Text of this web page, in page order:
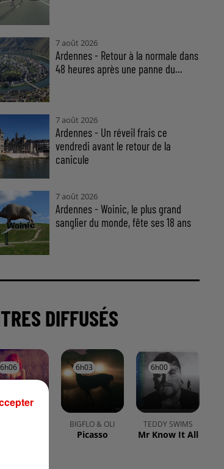
7 août 2026
Ardennes - Retour à la normale dans
48 heures après une panne du...
7 août 2026
Ardennes - Un réveil frais ce
vendredi avant le retour de la
canicule
7 août 2026
Ardennes - Woinic, le plus grand
sanglier du monde, fête ses 18 ans
DIFFUSÉS
6h06
6h06 6h03
6h03
BIGFLO & OLI
Picasso
6h00
6h00
TEDDY SWIMS
Mr Know It All